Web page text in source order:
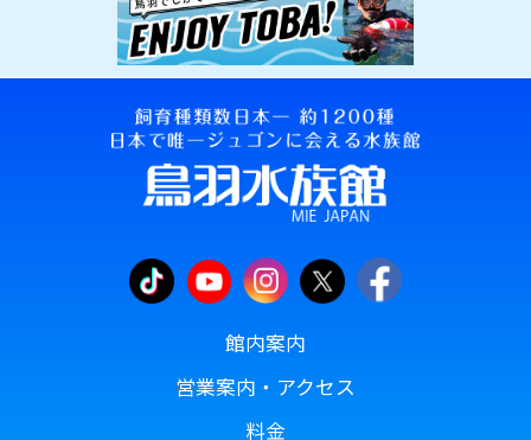
館内案内
営業案内・アクセス
料金